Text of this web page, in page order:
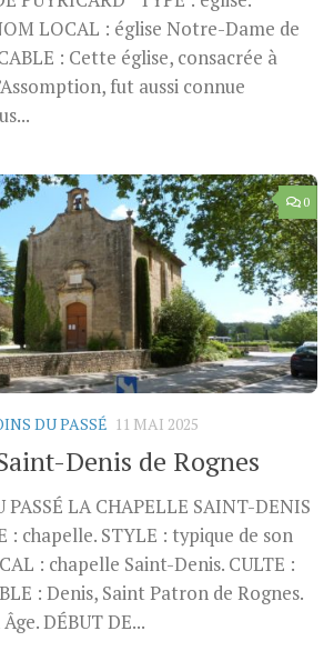
LOCAL : église Notre-Dame de
: Cette église, consacrée à
fut aussi connue
0
DU PASSÉ 11 MAI 2025
Denis de Rognes
PASSÉ LA CHAPELLE SAINT-DENIS
: chapelle. STYLE : typique de son
: chapelle Saint-Denis. CULTE :
: Denis, Saint Patron de Rognes.
DÉBUT DE...